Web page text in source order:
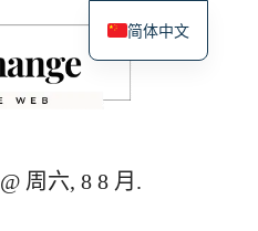
@ 周六, 8 8 月.
简体中文
English
Español
Français